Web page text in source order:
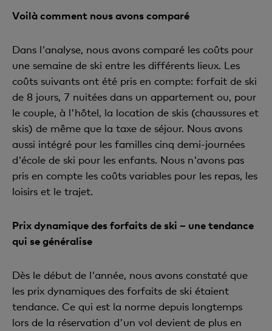
Voilà comment nous avons comparé
Dans l'analyse, nous avons comparé les coûts pour
une semaine de ski entre les différents lieux. Les
coûts suivants ont été pris en compte: forfait de ski
de 8 jours, 7 nuitées dans un appartement ou, pour
le couple, à l'hôtel, la location de skis (chaussures et
skis) de même que la taxe de séjour. Nous avons
aussi intégré pour les familles cinq demi-journées
d'école de ski pour les enfants. Nous n'avons pas
pris en compte les coûts variables pour les repas, les
loisirs et le trajet.
Prix dynamique des forfaits de ski – une tendance
qui se généralise
Dès le début de l'année, nous avons constaté que
les prix dynamiques des forfaits de ski étaient
tendance. Ce qui est la norme depuis longtemps
lors de la réservation d'un vol devient de plus en